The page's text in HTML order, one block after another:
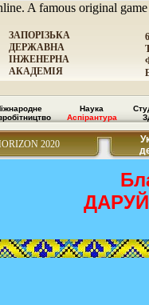
A famous original
ЗАПОРІЗЬКА
ДЕРЖАВНА
ІНЖЕНЕРНА
АКАДЕМІЯ
Наука
Аспірантура
2020